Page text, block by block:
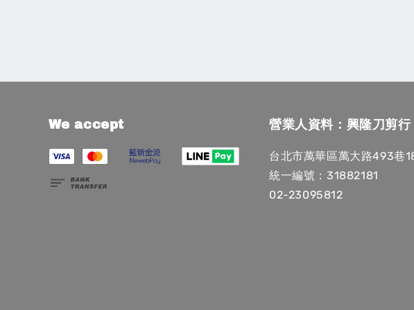
We accept 營業人資料：興隆刀剪行
台北市萬華區萬大路493巷
統一編號：31882181
02-23095812